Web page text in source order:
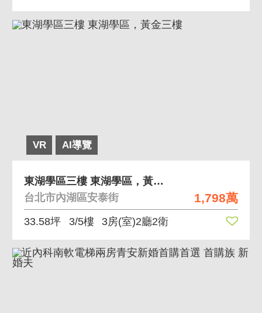
VR AI導覽
1,798萬
東湖學區三樓 東湖學區，黃金三樓
台北市內湖區安泰街
33.58坪 3/5樓 3房(室)2廳2衛